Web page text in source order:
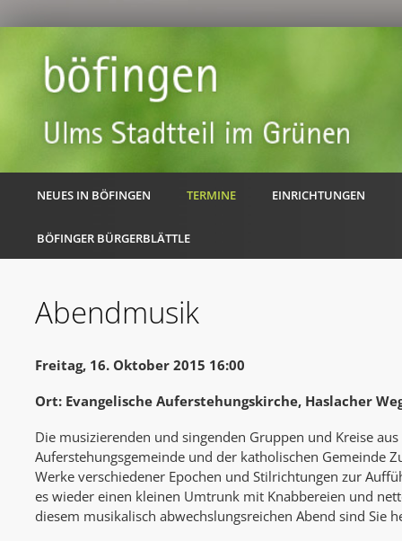
NEUES IN BÖFINGEN TERMINE EINRICHTUNGEN
BÖFINGER BÜRGERBLÄTTLE
Abendmusik
Freitag, 16. Oktober 2015 16:00
Ort: Evangelische Auferstehungskirche, Haslacher
Die musizierenden und singenden Gruppen und Kreise
Auferstehungsgemeinde und der katholischen Gemeinde
Werke verschiedener Epochen und Stilrichtungen zur
es wieder einen kleinen Umtrunk mit Knabbereien und
diesem musikalisch abwechslungsreichen Abend sind Sie